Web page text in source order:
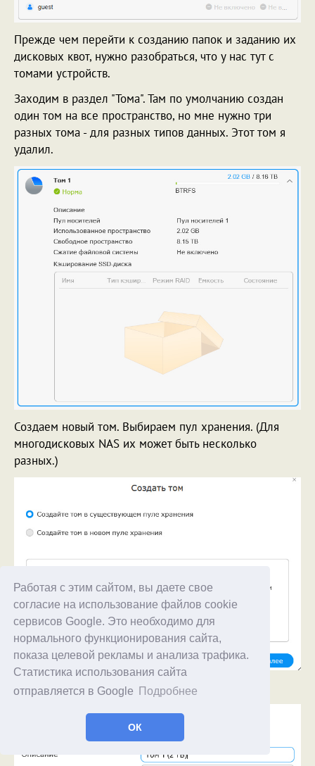
Работая с этим сайтом, вы даете свое
согласие на использование файлов cookie
сервисов Google. Это необходимо для
нормального функционирования сайта,
показа целевой рекламы и анализа трафика.
Статистика использования сайта
отправляется в Google
Подробнее
ОК
Прежде чем перейти к созданию папок и заданию их
дисковых квот, нужно разобраться, что у нас тут с
томами устройств.
Заходим в раздел "Тома". Там по умолчанию создан
один том на все пространство, но мне нужно три
разных тома - для разных типов данных. Этот том я
удалил.
Создаем новый том. Выбираем пул хранения. (Для
многодисковых NAS их может быть несколько
разных.)
Даем тому название и задаем его размер.